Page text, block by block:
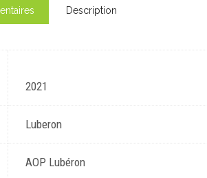
Description
2021
Luberon
AOP Lubéron